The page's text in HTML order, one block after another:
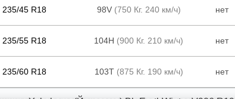
235/45 R18 98V (750 Кг. 240 км/ч) нет
235/55 R18 104H (900 Кг. 210 км/ч) нет
235/60 R18 103T (875 Кг. 190 км/ч) нет